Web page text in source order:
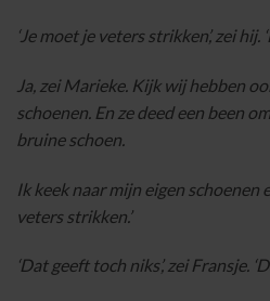
‘Je moet je veters strikken’, zei hij.
Ja, zei Marieke. Kijk wij hebben
schoenen. En ze deed een been
bruine schoen.
Ik keek naar mijn eigen schoenen
veters strikken.’
‘Dat geeft toch niks’, zei Fransje.